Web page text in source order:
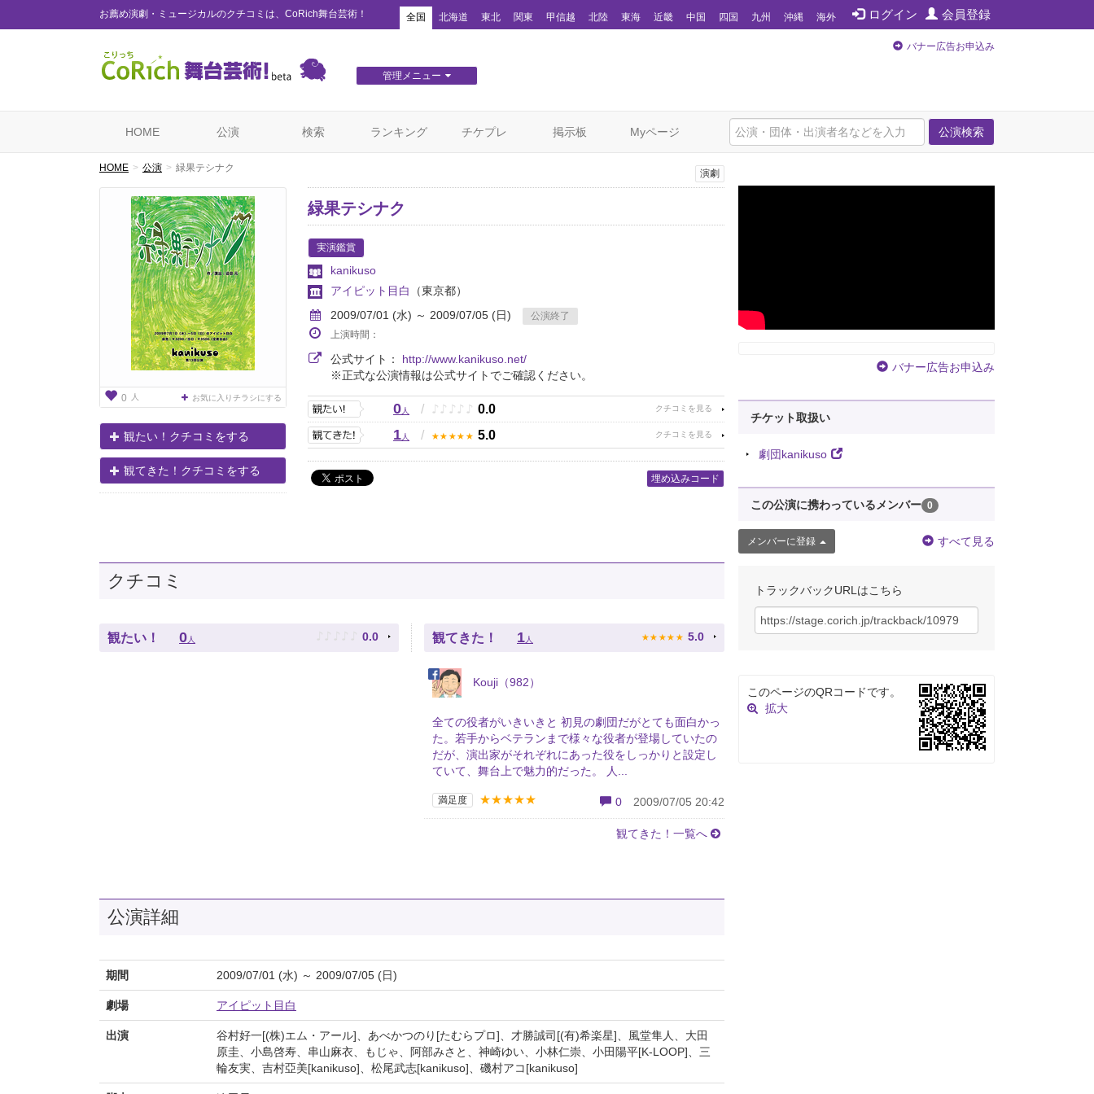
お薦め演劇・ミュージカルのクチコミは、CoRich舞台芸術！ ログイン 会員登録
全国 北海道 東北 関東 甲信越 北陸 東海 近畿 中国 四国 九州 沖縄 海外
管理メニュー
バナー広告お申込み
公演検索
HOME 公演 検索 ランキング チケプレ 掲示板 Myページ
HOME 公演 緑果テシナク
0 人 お気に入りチラシにする
観たい！クチコミをする
観てきた！クチコミをする
演劇
緑果テシナク
実演鑑賞
kanikuso
アイピット目白
（東京都）
2009/07/01 (水) ～ 2009/07/05 (日)
公演終了
上演時間：
公式サイト： http://www.kanikuso.net/
※正式な公演情報は公式サイトでご確認ください。
0人 / ♪ ♪ ♪ ♪ ♪ 0.0
1人 / ★ ★ ★ ★ ★ 5.0
埋め込みコード
クチコミ
観たい！ 0人 ♪ ♪ ♪ ♪ ♪ 0.0 観てきた！ 1人 ★ ★ ★ ★ ★ 5.0
Kouji（982）
全ての役者がいきいきと 初見の劇団だがとても面白かっ
た。若手からベテランまで様々な役者が登場していたの
だが、演出家がそれぞれにあった役をしっかりと設定し
ていて、舞台上で魅力的だった。 人...
満足度 ★★★★★ 0 2009/07/05 20:42
観てきた！一覧へ
公演詳細
期間 2009/07/01 (水) ～ 2009/07/05 (日)
劇場 アイピット目白
出演
谷村好一[(株)エム・アール]、あべかつのり[たむらプロ]、才勝誠司[(有)希楽星]、風堂隼人、大田
原圭、小島啓寿、串山麻衣、もじゃ、阿部みさと、神崎ゆい、小林仁崇、小田陽平[K-LOOP]、三
輪友実、吉村亞美[kanikuso]、松尾武志[kanikuso]、磯村アコ[kanikuso]
バナー広告お申込み
チケット取扱い
劇団kanikuso
この公演に携わっているメンバー 0
メンバーに登録 すべて見る
トラックバックURLはこちら
このページのQRコードです。
拡大